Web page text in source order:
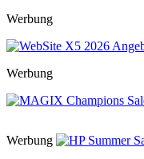
Werbung
Werbung
Werbung